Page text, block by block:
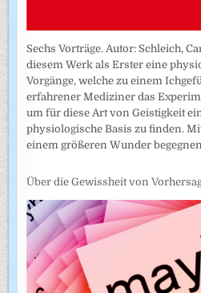
Sechs Vorträge. Autor: Schleich,
diesem Werk als Erster eine
Vorgänge, welche zu einem
erfahrener Mediziner das
um für diese Art von Geistigkeit
physiologische Basis zu finden.
einem größeren Wunder
Über die Gewissheit von